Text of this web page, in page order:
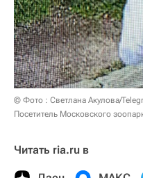
© Фото : Светлана Акулова/
Посетитель Московского
Читать ria.ru в